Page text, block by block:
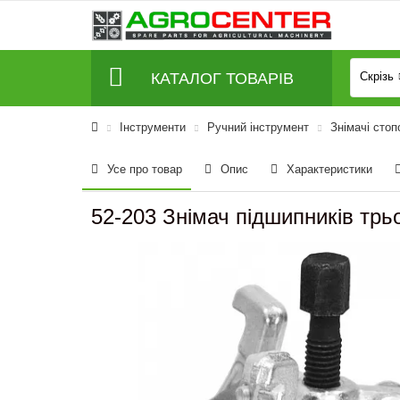
КАТАЛОГ ТОВАРІВ Скрізь
Інструменти Ручний інструмент Знімачі
Усе про товар Опис Характеристики
52-203 Знімач підшипників